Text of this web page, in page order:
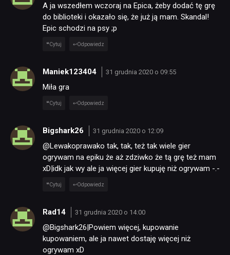
A ja wszedłem wczoraj na Epica, żeby dodać tę grę
do biblioteki i okazało się, że już ją mam. Skandal!
Epic schodzi na psy ;p
Cytuj Odpowiedz
Maniek123404 31 grudnia 2020 o 09:55
Miła gra
Cytuj Odpowiedz
Bigshark26 31 grudnia 2020 o 12:09
@Lewakoprawako tak, tak, też tak wiele gier
ogrywam na epiku że aż zdziwko że tą grę też mam
xD|idk jak wy ale ja więcej gier kupuję niż ogrywam -.-
Cytuj Odpowiedz
Rad14 31 grudnia 2020 o 14:00
@Bigshark26|Powiem więcej, kupowanie
kupowaniem, ale ja nawet dostaję więcej niż
ogrywam xD